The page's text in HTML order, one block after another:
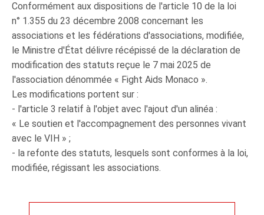
Conformément aux dispositions de l'article 10 de la loi
n° 1.355 du 23 décembre 2008 concernant les
associations et les fédérations d'associations, modifiée,
le Ministre d'État délivre récépissé de la déclaration de
modification des statuts reçue le 7 mai 2025 de
l'association dénommée « Fight Aids Monaco ».
Les modifications portent sur :
- l'article 3 relatif à l'objet avec l'ajout d'un alinéa :
« Le soutien et l'accompagnement des personnes vivant
avec le VIH » ;
- la refonte des statuts, lesquels sont conformes à la loi,
modifiée, régissant les associations.